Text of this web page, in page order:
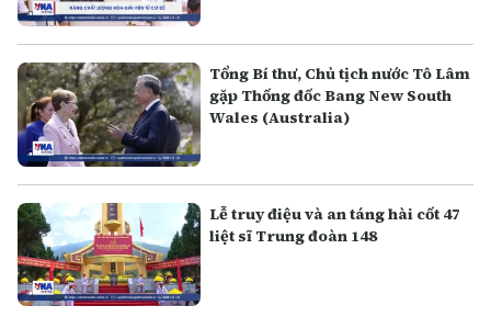
Tổng Bí thư, Chủ tịch nước Tô Lâm
gặp Thống đốc Bang New South
Wales (Australia)
Lễ truy điệu và an táng hài cốt 47
liệt sĩ Trung đoàn 148